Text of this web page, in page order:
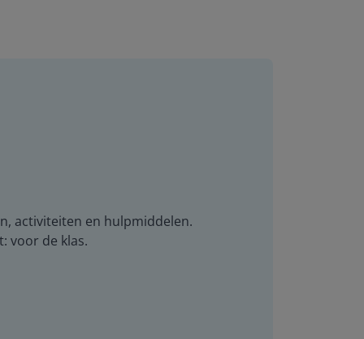
activiteiten en hulpmiddelen.
voor de klas.